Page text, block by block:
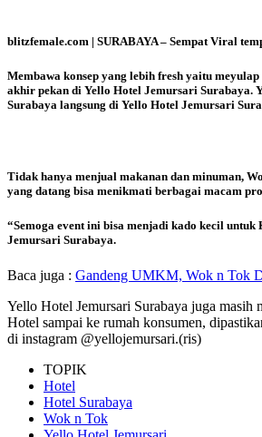
blitzfemale.com | SURABAYA – Sempat Viral
Membawa konsep yang lebih fresh yaitu
akhir pekan di Yello Hotel Jemursari Surabaya.
Surabaya langsung di Yello Hotel Jemursari
Tidak hanya menjual makanan dan minuman,
yang datang bisa menikmati berbagai macam
“Semoga event ini bisa menjadi kado kecil
Jemursari Surabaya.
Baca juga : Gandeng UMKM, Wok n Tok
Yello Hotel Jemursari Surabaya juga masih
Hotel sampai ke rumah konsumen,
di instagram @yellojemursari.(ris)
TOPIK
Hotel
Hotel Surabaya
Wok n Tok